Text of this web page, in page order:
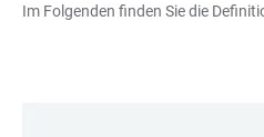
Im Folgenden finden Sie die